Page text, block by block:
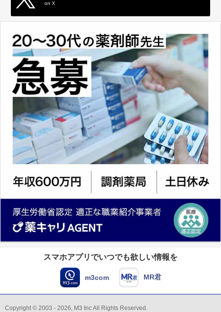
on X
スマホアプリでいつでも欲しい情報を
m3com MR君
Copyright © 2003 - 2026, M3 Inc All Rights Reserved.